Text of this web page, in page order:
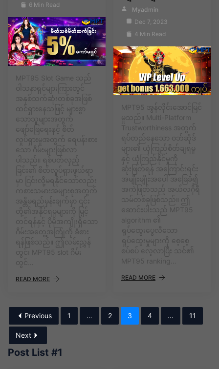
6 Min Read
MPT95 Slot Game သည်
ဝါသနာရှင်များကြားတွင်
အနှစ်သက်ဆုံးတစ်ခုအဖြစ်
ထင်ရှားနေသဖြင့် များစွာ
သောသူများအတွက်
ဖျော်ဖြေရေးနှင့် စိတ်
လှုပ်ရှားမှုအတွက် ရေပန်းစား
သော ဂိမ်းများဖြစ်လာ
ပါသည်။ ရစ်ပတ်လှည့်
ခြင်း၏ စိတ်လှုပ်ရှားဖွယ်ရာ
မှာ ငြင်းလို့မရနိုင်သော်လည်း
ကစားသမားအများစုအတွက်
အန္တိမရည်မှန်းချက်မှာ ၎င်း
တို့၏အနိုင်ရမှုများကို မြှင့်
တင်ရန်နှင့် ပိုမိုအကျိုးရှိသော
ဂိမ်းအတွေ့အကြုံကို ခံစား
ရန်ဖြစ်သည်။ ဤလမ်းညွှန်
တွင်၊ MPT95 slot ဂိမ်း
တွင်…
READ MORE
Myadmin
Dec 7, 2023
4 Min Read
MPT95 အွန်လိုင်းအောင်မြင်
မှုသည်။ Multi-Platform
Trustworthiness အတွက်
ရပ်တည်နေသော ဝဘ်ဆိုဒ်
များ၏ ယုံကြည်စိတ်ချရမှု
နှင့် ယုံကြည်နိုင်မှုကို
ဆုံးဖြတ်ရန် အကြောင်းရင်း
အမျိုးမျိုးအပေါ် အခြေခံ၍
အကဲဖြတ်သည့် အယ်လဂိုရီ
သမ်တစ်ခုဖြစ်သည်။ ဤ
ဆောင်းပါးသည် MPT95
algorithm ၏
ရှုပ်ထွေးပွေလီသော
ရှုပ်ထွေးမှုများကို စေ့စေ့
စပ်စပ် လေ့လာပြီး သင်၏
MPT95 ranking…
READ MORE
Previous 1 … 2 3 4 … 11
Next
Post List #1